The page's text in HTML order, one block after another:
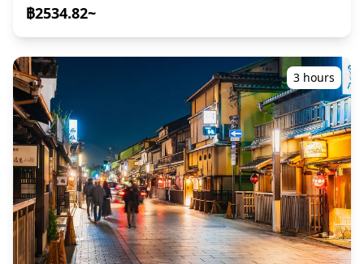
is a timeless escape with traditional shops และ cozy
Temple Visit Kyoto's oldest Zen temple, featuring a
stunning gilded screen of wind และ thunder gods! ■Gion
Wander through Kyoto's historic Gion district, beginning
with a stroll down Hanami-koji street. Cross Tatsumi
สะพาน to discover Shimbashi, a charming area with
elegant wooden houses, upscale restaurants, cozy cafes,
และ traditional tea houses. ■Yasaka Shrine With a history
spanning over 1,350 years, Yasaka Shrine serves as the
spiritual protector of Kyoto's lively Gion district. Famous
for hosting the Gion Matsuri every July. ■Maruyama Park
This park offers a peaceful escape in every season.
Famous for its stunning cherry blossoms in spring, it’s
an ideal spot to relax และ recharge during sightseeing.
งดงาม เหมาะสำหรับการค้นพบเสน่ห์แท้จริงของพื้นที่ ◆บทนำ
สำรวจย่านกิออนกับผู้เชี่ยวชาญท้องถิ่น ที่จะแบ่งปันข้อมูลเชิงลึก
และความรู้ที่น่าสนใจเกี่ยวกับเกียวโต ไกด์ของคุณจะทำให้การ
สนทนาน่าสนใจและสนุกสนานตลอดทัวร์ ระหว่างทาง คุณจะได้
ไปยังเส้นทางที่ซ่อนอยู่และจุดที่ไม่ค่อยมีคนรู้จักซึ่งมีทิวทัศน์ที่
งดงาม เหมาะสำหรับการค้นพบเสน่ห์แท้จริงของพื้นที่ ◆รวมอยู่
ในราคา ・ทัวร์กับไกด์ท้องถิ่น ・รูปถ่ายทัวร์ ไกด์ของคุณจะถ่าย
รูปให้คุณ! ◆กำหนดการ ■จุดนัดพบ: โรงละครมินามิซะ ไกด์ของ
คุณจะรอคุณอยู่หน้าโรงละครมินามิซะ ■Gionmachi
Minamigawa One of Kyoto’s most famous streets, where,
if you’re lucky, you might catch a glimpse of a Maiko หรือ
Geiko! ■Yasui-Konpiragu A shrine renowned for its
power to sever negative ties of fate. It’s an ideal place to
cut off the bad relationships. ■Sannenzaka Ninenzaka
ถนนแบบดั้งเดิมที่สวยงาม เดินเพียงระยะสั้นจากวัดคิโยมิซุเดระ
■Ryōzen Kannon Temple สร้างขึ้นในปี 1955 เพื่อสวดมนต์ให้
฿2534.82~
3 hours